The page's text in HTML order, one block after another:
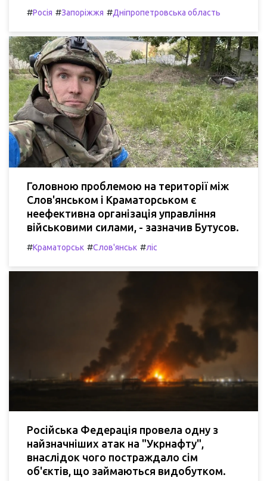
#Росія #Запоріжжя #Дніпропетровська область
Головною проблемою на території між
Слов'янськом і Краматорськом є
неефективна організація управління
військовими силами, - зазначив Бутусов.
#Краматорськ #Слов'янськ #ліс
Російська Федерація провела одну з
найзначніших атак на "Укрнафту",
внаслідок чого постраждало сім
об'єктів, що займаються видобутком.